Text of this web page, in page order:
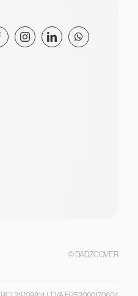
© DADZCOVER